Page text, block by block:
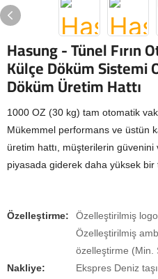
Hasung - Tünel Fırın
Külçe Döküm Sistemi
Döküm Üretim Hattı
1000 OZ (30 kg) tam otomatik
Mükemmel performans ve üstün
üretim hattı, müşterilerin güvenini
piyasada giderek daha yüksek bir
Özelleştirme:
Özelleştirilmiş
Özelleştirilmiş
özelleştirme (Min.
Nakliye:
Ekspres Deniz